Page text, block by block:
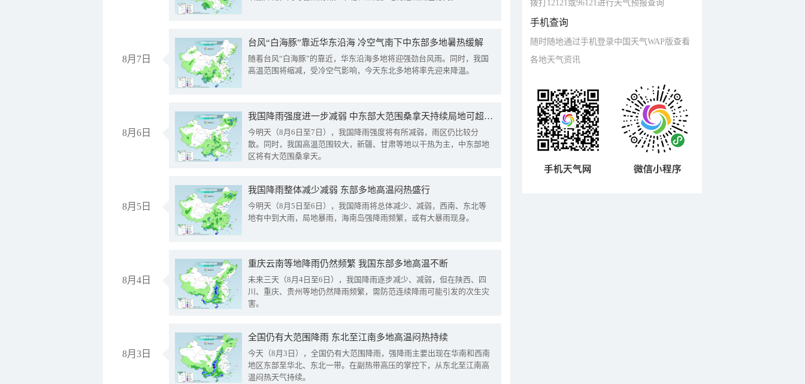
8月7日
台风“白海豚”靠近华东沿海 冷空气南下中东部多地暑热缓解
随着台风“白海豚”的靠近，华东沿海多地将迎强劲台风雨。同时，我国
高温范围将缩减，受冷空气影响，今天东北多地将率先迎来降温。
8月6日
我国降雨强度进一步减弱 中东部大范围桑拿天持续局地可超38℃
今明天（8月6日至7日），我国降雨强度将有所减弱，雨区仍比较分
散。同时，我国高温范围较大，新疆、甘肃等地以干热为主，中东部地
区将有大范围桑拿天。
8月5日
我国降雨整体减少减弱 东部多地高温闷热盛行
今明天（8月5日至6日），我国降雨将总体减少、减弱，西南、东北等
地有中到大雨，局地暴雨，海南岛强降雨频繁，或有大暴雨现身。
8月4日
重庆云南等地降雨仍然频繁 我国东部多地高温不断
未来三天（8月4日至6日），我国降雨逐步减少、减弱，但在陕西、四
川、重庆、贵州等地仍然降雨频繁，需防范连续降雨可能引发的次生灾
害。
8月3日
全国仍有大范围降雨 东北至江南多地高温闷热持续
今天（8月3日），全国仍有大范围降雨，强降雨主要出现在华南和西南
地区东部至华北、东北一带。在副热带高压的掌控下，从东北至江南高
温闷热天气持续。
拨打12121或96121进行天气预报查询
手机查询
随时随地通过手机登录中国天气WAP版查看
各地天气资讯